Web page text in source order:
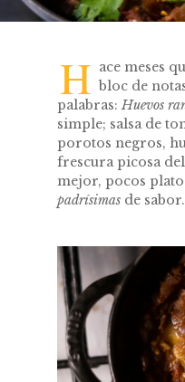
H ace meses
bloc de
palabras:Huevos
simple; salsa de
porotos negros,
frescura picosa
mejor, pocos
padrísimas de sabor.